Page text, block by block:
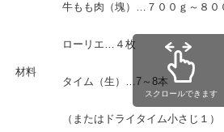
材料
牛もも肉（塊）…７００ｇ～８０
ローリエ…４枚
タイム（生）…7～8本
（またはドライタイム小さじ１）
スクロールできます